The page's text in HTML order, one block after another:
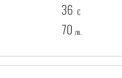
36 €
70 лв.